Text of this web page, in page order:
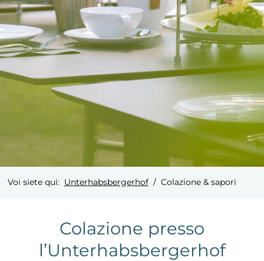
Voi siete qui: Unterhabsbergerhof Colazione & sapori
Colazione presso
l’Unterhabsbergerhof